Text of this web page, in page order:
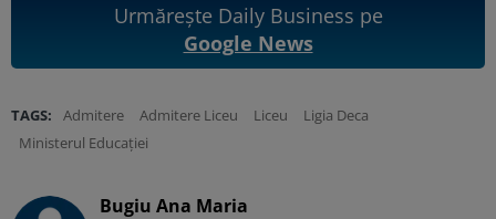
Urmărește Daily Business pe
Google News
TAGS: Admitere Admitere Liceu Liceu
Ligia Deca
Ministerul Educației
Bugiu ⁠Ana Maria